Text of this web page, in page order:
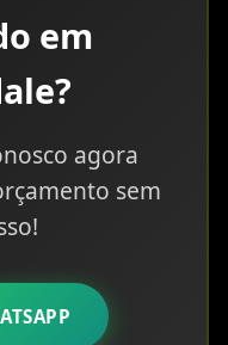
em
agora
sem